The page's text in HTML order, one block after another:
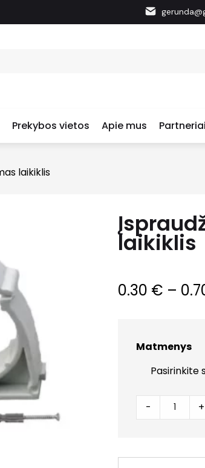
Prekybos vietos Apie mus Partneriai
laikiklis
laikiklis
0.30 € –
Matmenys
Įspraudžiamas
užsegamas
- +